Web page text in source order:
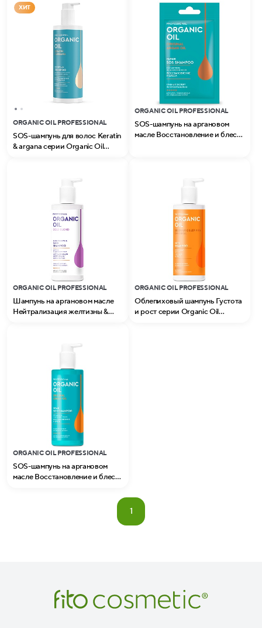
ХИТ
ORGANIC OIL PROFESSIONAL
SOS-шампунь для волос Keratin
& argana серии Organic Oil
ORGANIC OIL PROFESSIONAL
SOS-шампунь на аргановом
масле Восстановление и блеск
ORGANIC OIL PROFESSIONAL
Шампунь на аргановом масле
Нейтрализация желтизны &
ORGANIC OIL PROFESSIONAL
Облепиховый шампунь Густота
и рост серии Organic Oil
ORGANIC OIL PROFESSIONAL
SOS-шампунь на аргановом
масле Восстановление и блеск
1